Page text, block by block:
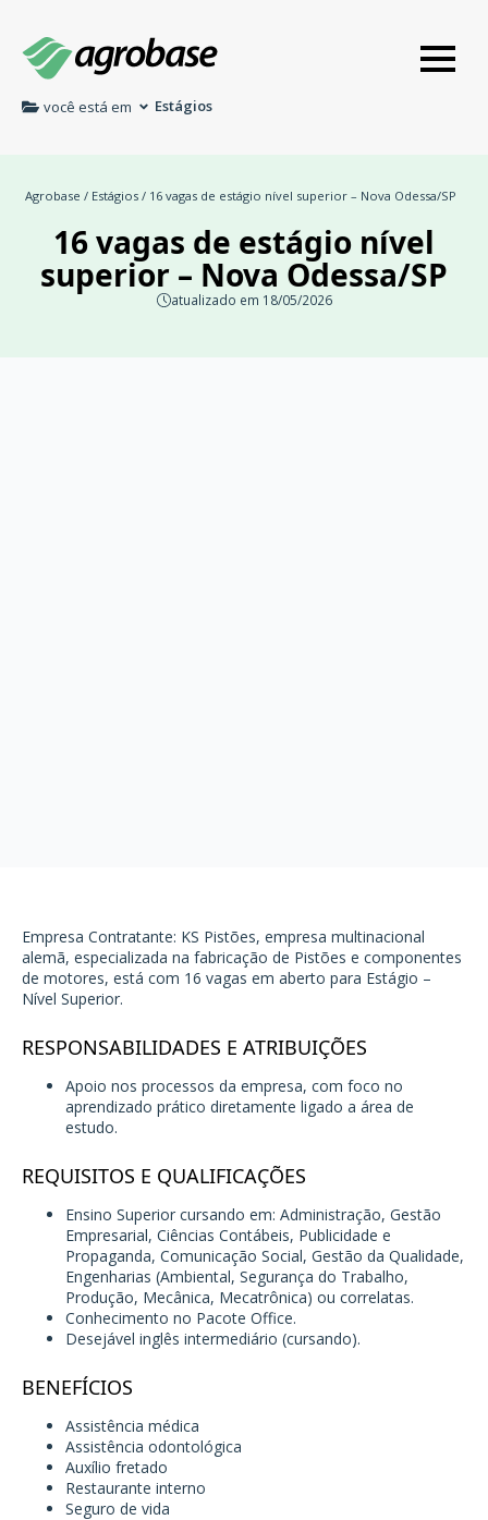
você está em Estágios
Agrobase / Estágios / 16 vagas de estágio nível superior – Nova Odessa/SP
16 vagas de estágio nível
superior – Nova Odessa/SP
atualizado em 18/05/2026
Empresa Contratante: KS Pistões, empresa multinacional
alemã, especializada na fabricação de Pistões e componentes
de motores, está com 16 vagas em aberto para Estágio –
Nível Superior.
RESPONSABILIDADES E ATRIBUIÇÕES
Apoio nos processos da empresa, com foco no
aprendizado prático diretamente ligado a área de
estudo.
REQUISITOS E QUALIFICAÇÕES
Ensino Superior cursando em: Administração, Gestão
Empresarial, Ciências Contábeis, Publicidade e
Propaganda, Comunicação Social, Gestão da Qualidade,
Engenharias (Ambiental, Segurança do Trabalho,
Produção, Mecânica, Mecatrônica) ou correlatas.
Conhecimento no Pacote Office.
Desejável inglês intermediário (cursando).
BENEFÍCIOS
Assistência médica
Assistência odontológica
Auxílio fretado
Restaurante interno
Seguro de vida